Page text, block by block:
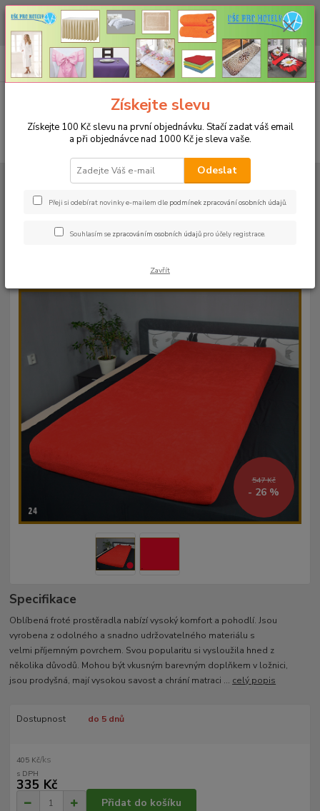
CHCETE NAKOUPIT VĚTŠÍ MNOŽSTVÍ NAŠICH PRODUKTŮ ZA LEPŠÍ
CENU? Klikněte ZDE
CZK
+420 773 794 023
Pondělí-pátek 9-16 hodin
0ks
za0 Kč
PROSTĚRADLA
Froté prostěradla s gumou - 190g/m2 - 45 barev
24 červená
Froté prostěradlo 160x200cm -
547 Kč
- 26 %
Specifikace
Oblíbená froté prostěradla nabízí vysoký komfort a pohodlí. Jsou
vyrobena z odolného a snadno udržovatelného materiálu s
velmi příjemným povrchem. Svou popularitu si vysloužila hned z
několika důvodů. Mohou být vkusným barevným doplňkem v ložnici,
jsou prodyšná, mají vysokou savost a chrání matraci ... celý popis
Dostupnost do 5 dnů
405 Kč/ks
335 Kč
Přidat do košíku
Získejte slevu
Získejte 100 Kč slevu na první objednávku. Stačí zadat váš email
a při objednávce nad 1000 Kč je sleva vaše.
Odeslat
Přeji si odebírat novinky e-mailem dle podmínek zpracování osobních údajů.
Souhlasím se zpracováním osobních údajů pro účely registrace.
Zavřít